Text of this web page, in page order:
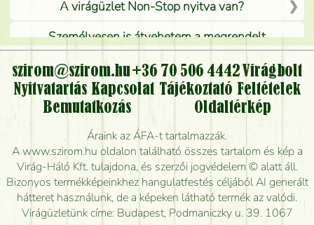
A virágüzlet Non-Stop nyitva van?
Személyesen is átvehetem a megrendelt
virágcsokrot, vagy csak virágküldéssel, kiszállítással
kérhető?
Vidékre is lehet rendelni?
Meddig rendelhetek virágküldést úgy, hogy még ma
kiszállítsák?
Mennyire gyorsan tudják elkészíteni a csokrot, és
mikor tudják leghamarabb kiszállítani?
szirom@szirom.hu +36 70 506 4442 Virágbolt
Nyitvatartás Kapcsolat Tájékoztató Feltételek
Bemutatkozás
Oldaltérkép
Áraink az ÁFA-t tartalmazzák.
A www.szirom.hu oldalon található összes tartalom és kép a
Virág-Háló Kft. tulajdona, és szerzői jogvédelem © alatt áll.
Bizonyos termékképeinkhez hangulatfestés céljából AI generált
hátteret használunk, de a képeken látható termék az valódi.
Virágüzletünk címe: Budapest, Podmaniczky u. 39. 1067